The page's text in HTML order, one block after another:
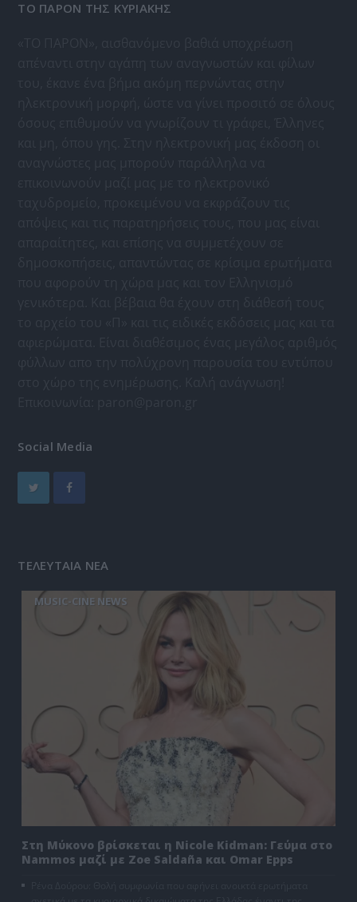
ΤΟ ΠΑΡΟΝ ΤΗΣ ΚΥΡΙΑΚΗΣ
Social Media
ΤΕΛΕΥΤΑΙΑ ΝΕΑ
MUSIC-CINE NEWS
Στη Μύκονο βρίσκεται η Nicole Kidman: Γεύμα στο
Nammos μαζί με Zoe Saldaña και Omar Epps